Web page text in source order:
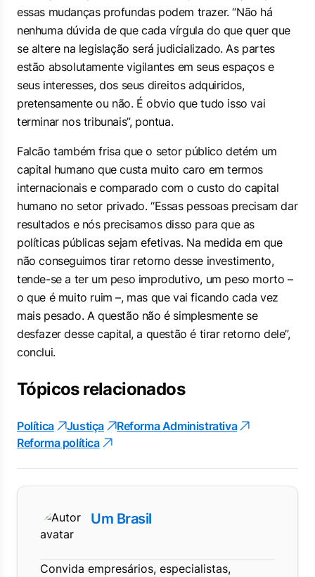
essas mudanças profundas podem trazer. “Não há
nenhuma dúvida de que cada vírgula do que quer que
se altere na legislação será judicializado. As partes
estão absolutamente vigilantes em seus espaços e
seus interesses, dos seus direitos adquiridos,
pretensamente ou não. É obvio que tudo isso vai
terminar nos tribunais”, pontua.
Falcão também frisa que o setor público detém um
capital humano que custa muito caro em termos
internacionais e comparado com o custo do capital
humano no setor privado. “Essas pessoas precisam dar
resultados e nós precisamos disso para que as
políticas públicas sejam efetivas. Na medida em que
não conseguimos tirar retorno desse investimento,
tende-se a ter um peso improdutivo, um peso morto –
o que é muito ruim –, mas que vai ficando cada vez
mais pesado. A questão não é simplesmente se
desfazer desse capital, a questão é tirar retorno dele”,
conclui.
Tópicos relacionados
Política Justiça
Reforma Administrativa
Reforma política
Um Brasil
Convida empresários, especialistas,